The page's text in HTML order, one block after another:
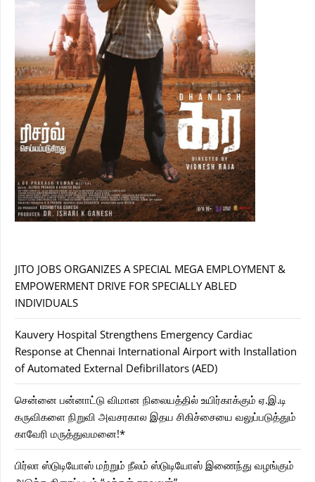
JITO JOBS ORGANIZES A SPECIAL MEGA EMPLOYMENT &
EMPOWERMENT DRIVE FOR SPECIALLY ABLED
INDIVIDUALS
Kauvery Hospital Strengthens Emergency Cardiac
Response at Chennai International Airport with Installation
of Automated External Defibrillators (AED)
சென்னை பன்னாட்டு விமான நிலையத்தில் உயிர்காக்கும் ஏ.இ.டி
கருவிகளை நிறுவி அவசரகால இதய சிகிச்சையை வலுப்படுத்தும்
காவேரி மருத்துவமனை!*
பிர்லா ஸ்டுடியோஸ் மற்றும் நீலம் ஸ்டுடியோஸ் இணைந்து வழங்கும்